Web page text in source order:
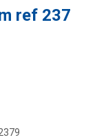
ref 237